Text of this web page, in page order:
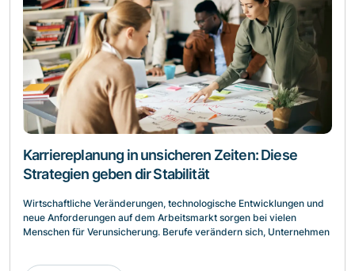
Karriereplanung in unsicheren Zeiten: Diese
Strategien geben dir Stabilität
Wirtschaftliche Veränderungen, technologische Entwicklungen und
neue Anforderungen auf dem Arbeitsmarkt sorgen bei vielen
Menschen für Verunsicherung. Berufe verändern sich, Unternehmen